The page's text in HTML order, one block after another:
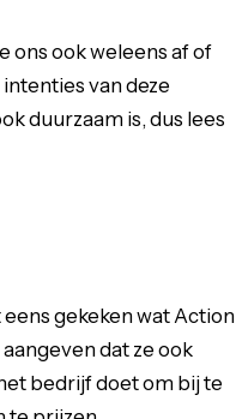
ons ook weleens af of
van deze
duurzaam is, dus lees
gekeken wat Action
dat ze ook
bedrijf doet om bij te